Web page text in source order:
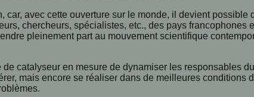
avec cette ouverture sur le monde, il devient possible
chercheurs, spécialistes, etc., des pays francophones
pleinement part au mouvement scientifique
catalyseur en mesure de dynamiser les responsables
mais encore se réaliser dans de meilleures conditions